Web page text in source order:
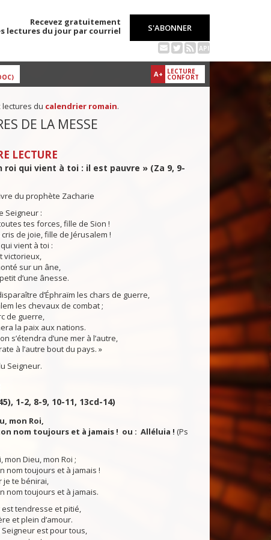
Recevez gratuitement
lectures du jour par courriel
S'ABONNER
API
A+ LECTURE
CONFORT
lectures du calendrier romain.
DE LA MESSE
LECTURE
roi qui vient à toi : il est pauvre » (Za 9, 9-
du prophète Zacharie
Seigneur :
tes forces, fille de Sion !
de joie, fille de Jérusalem !
vient à toi :
victorieux,
sur un âne,
d’une ânesse.
d’Éphraïm les chars de guerre,
les chevaux de combat ;
de guerre,
la paix aux nations.
s’étendra d’une mer à l’autre,
à l’autre bout du pays. »
Seigneur.
1-2, 8-9, 10-11, 13cd-14)
mon Roi,
nom toujours et à jamais ! ou : Alléluia ! (Ps
mon Dieu, mon Roi ;
nom toujours et à jamais !
je te bénirai,
nom toujours et à jamais.
est tendresse et pitié,
et plein d’amour.
est pour tous,